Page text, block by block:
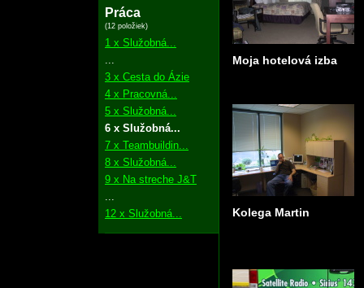
Práca
(12 položiek)
1 x Služobná...
3 x Cesta do Ázie
4 x Pracovná...
5 x Služobná...
6 x Služobná...
7 x Teambuildin...
8 x Služobná...
9 x Na streche J&T
12 x Služobná...
Moja hotelová izba
Kolega Martin